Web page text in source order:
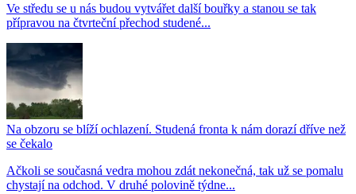
Ve středu se u nás budou vytvářet další bouřky a stanou se tak
přípravou na čtvrteční přechod studené...
Na obzoru se blíží ochlazení. Studená fronta k nám dorazí dříve než
se čekalo
Ačkoli se současná vedra mohou zdát nekonečná, tak už se pomalu
chystají na odchod. V druhé polovině týdne...